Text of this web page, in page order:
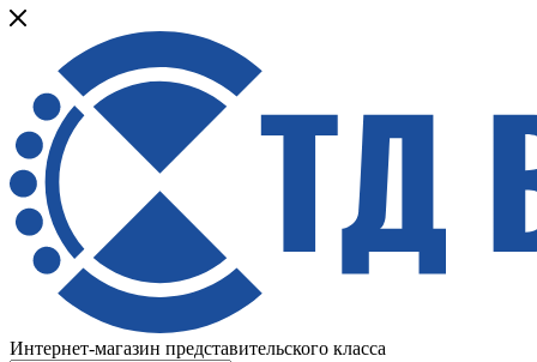
Интернет-магазин представительского класса